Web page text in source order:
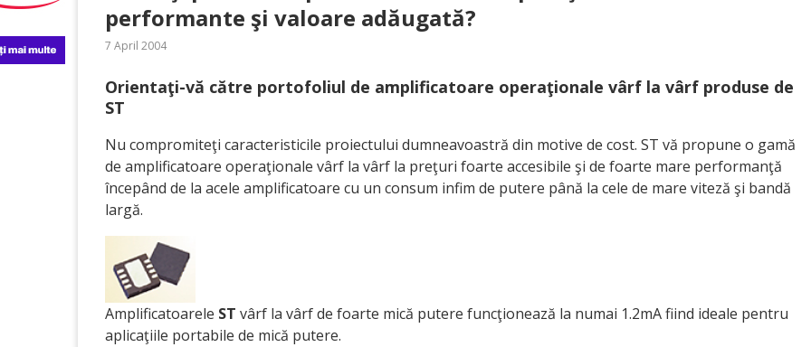
performante şi valoare adăugată?
7 April 2004
Orientaţi-vă către portofoliul de amplificatoare operaţionale vârf la vârf produse de
ST
Nu compromiteţi caracteristicile proiectului dumneavoastră din motive de cost. ST vă propune o gamă
de amplificatoare operaţionale vârf la vârf la preţuri foarte accesibile şi de foarte mare performanţă
începând de la acele amplificatoare cu un consum infim de putere până la cele de mare viteză şi bandă
largă.
Amplificatoarele ST vârf la vârf de foarte mică putere funcţionează la numai 1.2mA fiind ideale pentru
aplicaţiile portabile de mică putere.